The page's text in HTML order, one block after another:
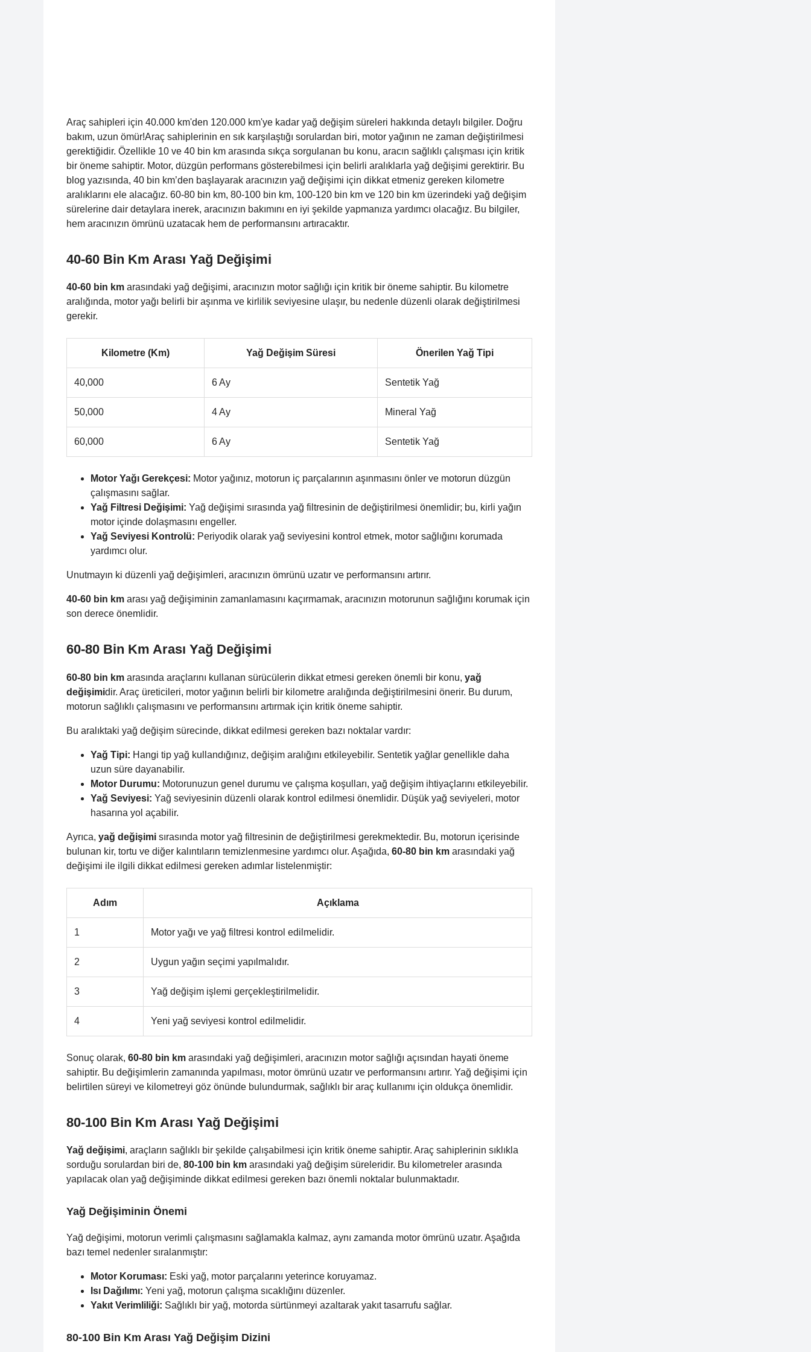
Araç sahipleri için 40.000 km'den 120.000 km'ye kadar yağ değişim süreleri hakkında detaylı bilgiler. Doğru
bakım, uzun ömür!Araç sahiplerinin en sık karşılaştığı sorulardan biri, motor yağının ne zaman değiştirilmesi
gerektiğidir. Özellikle 10 ve 40 bin km arasında sıkça sorgulanan bu konu, aracın sağlıklı çalışması için kritik
bir öneme sahiptir. Motor, düzgün performans gösterebilmesi için belirli aralıklarla yağ değişimi gerektirir. Bu
blog yazısında, 40 bin km’den başlayarak aracınızın yağ değişimi için dikkat etmeniz gereken kilometre
aralıklarını ele alacağız. 60-80 bin km, 80-100 bin km, 100-120 bin km ve 120 bin km üzerindeki yağ değişim
sürelerine dair detaylara inerek, aracınızın bakımını en iyi şekilde yapmanıza yardımcı olacağız. Bu bilgiler,
hem aracınızın ömrünü uzatacak hem de performansını artıracaktır.
40-60 Bin Km Arası Yağ Değişimi
40-60 bin km arasındaki yağ değişimi, aracınızın motor sağlığı için kritik bir öneme sahiptir. Bu kilometre
aralığında, motor yağı belirli bir aşınma ve kirlilik seviyesine ulaşır, bu nedenle düzenli olarak değiştirilmesi
gerekir.
Kilometre (Km) Yağ Değişim Süresi Önerilen Yağ Tipi
40,000 6 Ay Sentetik Yağ
50,000 4 Ay Mineral Yağ
60,000 6 Ay Sentetik Yağ
Motor Yağı Gerekçesi: Motor yağınız, motorun iç parçalarının aşınmasını önler ve motorun düzgün
çalışmasını sağlar.
Yağ Filtresi Değişimi: Yağ değişimi sırasında yağ filtresinin de değiştirilmesi önemlidir; bu, kirli yağın
motor içinde dolaşmasını engeller.
Yağ Seviyesi Kontrolü: Periyodik olarak yağ seviyesini kontrol etmek, motor sağlığını korumada
yardımcı olur.
Unutmayın ki düzenli yağ değişimleri, aracınızın ömrünü uzatır ve performansını artırır.
40-60 bin km arası yağ değişiminin zamanlamasını kaçırmamak, aracınızın motorunun sağlığını korumak için
son derece önemlidir.
60-80 Bin Km Arası Yağ Değişimi
60-80 bin km arasında araçlarını kullanan sürücülerin dikkat etmesi gereken önemli bir konu, yağ
değişimidir. Araç üreticileri, motor yağının belirli bir kilometre aralığında değiştirilmesini önerir. Bu durum,
motorun sağlıklı çalışmasını ve performansını artırmak için kritik öneme sahiptir.
Bu aralıktaki yağ değişim sürecinde, dikkat edilmesi gereken bazı noktalar vardır:
Yağ Tipi: Hangi tip yağ kullandığınız, değişim aralığını etkileyebilir. Sentetik yağlar genellikle daha
uzun süre dayanabilir.
Motor Durumu: Motorunuzun genel durumu ve çalışma koşulları, yağ değişim ihtiyaçlarını etkileyebilir.
Yağ Seviyesi: Yağ seviyesinin düzenli olarak kontrol edilmesi önemlidir. Düşük yağ seviyeleri, motor
hasarına yol açabilir.
Ayrıca, yağ değişimi sırasında motor yağ filtresinin de değiştirilmesi gerekmektedir. Bu, motorun içerisinde
bulunan kir, tortu ve diğer kalıntıların temizlenmesine yardımcı olur. Aşağıda, 60-80 bin km arasındaki yağ
değişimi ile ilgili dikkat edilmesi gereken adımlar listelenmiştir:
Adım Açıklama
1 Motor yağı ve yağ filtresi kontrol edilmelidir.
2 Uygun yağın seçimi yapılmalıdır.
3 Yağ değişim işlemi gerçekleştirilmelidir.
4 Yeni yağ seviyesi kontrol edilmelidir.
Sonuç olarak, 60-80 bin km arasındaki yağ değişimleri, aracınızın motor sağlığı açısından hayati öneme
sahiptir. Bu değişimlerin zamanında yapılması, motor ömrünü uzatır ve performansını artırır. Yağ değişimi için
belirtilen süreyi ve kilometreyi göz önünde bulundurmak, sağlıklı bir araç kullanımı için oldukça önemlidir.
80-100 Bin Km Arası Yağ Değişimi
Yağ değişimi, araçların sağlıklı bir şekilde çalışabilmesi için kritik öneme sahiptir. Araç sahiplerinin sıklıkla
sorduğu sorulardan biri de, 80-100 bin km arasındaki yağ değişim süreleridir. Bu kilometreler arasında
yapılacak olan yağ değişiminde dikkat edilmesi gereken bazı önemli noktalar bulunmaktadır.
Yağ Değişiminin Önemi
Yağ değişimi, motorun verimli çalışmasını sağlamakla kalmaz, aynı zamanda motor ömrünü uzatır. Aşağıda
bazı temel nedenler sıralanmıştır:
Motor Koruması: Eski yağ, motor parçalarını yeterince koruyamaz.
Isı Dağılımı: Yeni yağ, motorun çalışma sıcaklığını düzenler.
Yakıt Verimliliği: Sağlıklı bir yağ, motorda sürtünmeyi azaltarak yakıt tasarrufu sağlar.
80-100 Bin Km Arası Yağ Değişim Dizini